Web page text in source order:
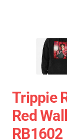
Trippie
Red
RB1602